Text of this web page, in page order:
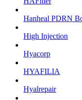
Hanheal PDRN
High Injection
Hyacorp
HYAFILIA
Hyalrepair